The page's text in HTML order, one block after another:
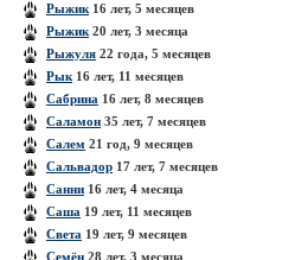
Рыжик 16 лет, 5 месяцев
Рыжик 20 лет, 3 месяца
Рыжуля 22 года, 5 месяцев
Рык 16 лет, 11 месяцев
Сабрина 16 лет, 8 месяцев
Саламон 35 лет, 7 месяцев
Салем 21 год, 9 месяцев
Сальвадор 17 лет, 7 месяцев
Санни 16 лет, 4 месяца
Саша 19 лет, 11 месяцев
Света 19 лет, 9 месяцев
Семён 28 лет, 3 месяца